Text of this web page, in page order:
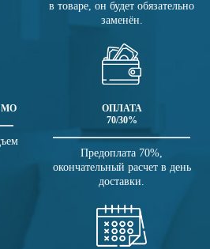
в товаре, он будет обязательно
заменён.
МО
ОПЛАТА
70/30%
Предоплата 70%,
окончательный расчет в день
доставки.